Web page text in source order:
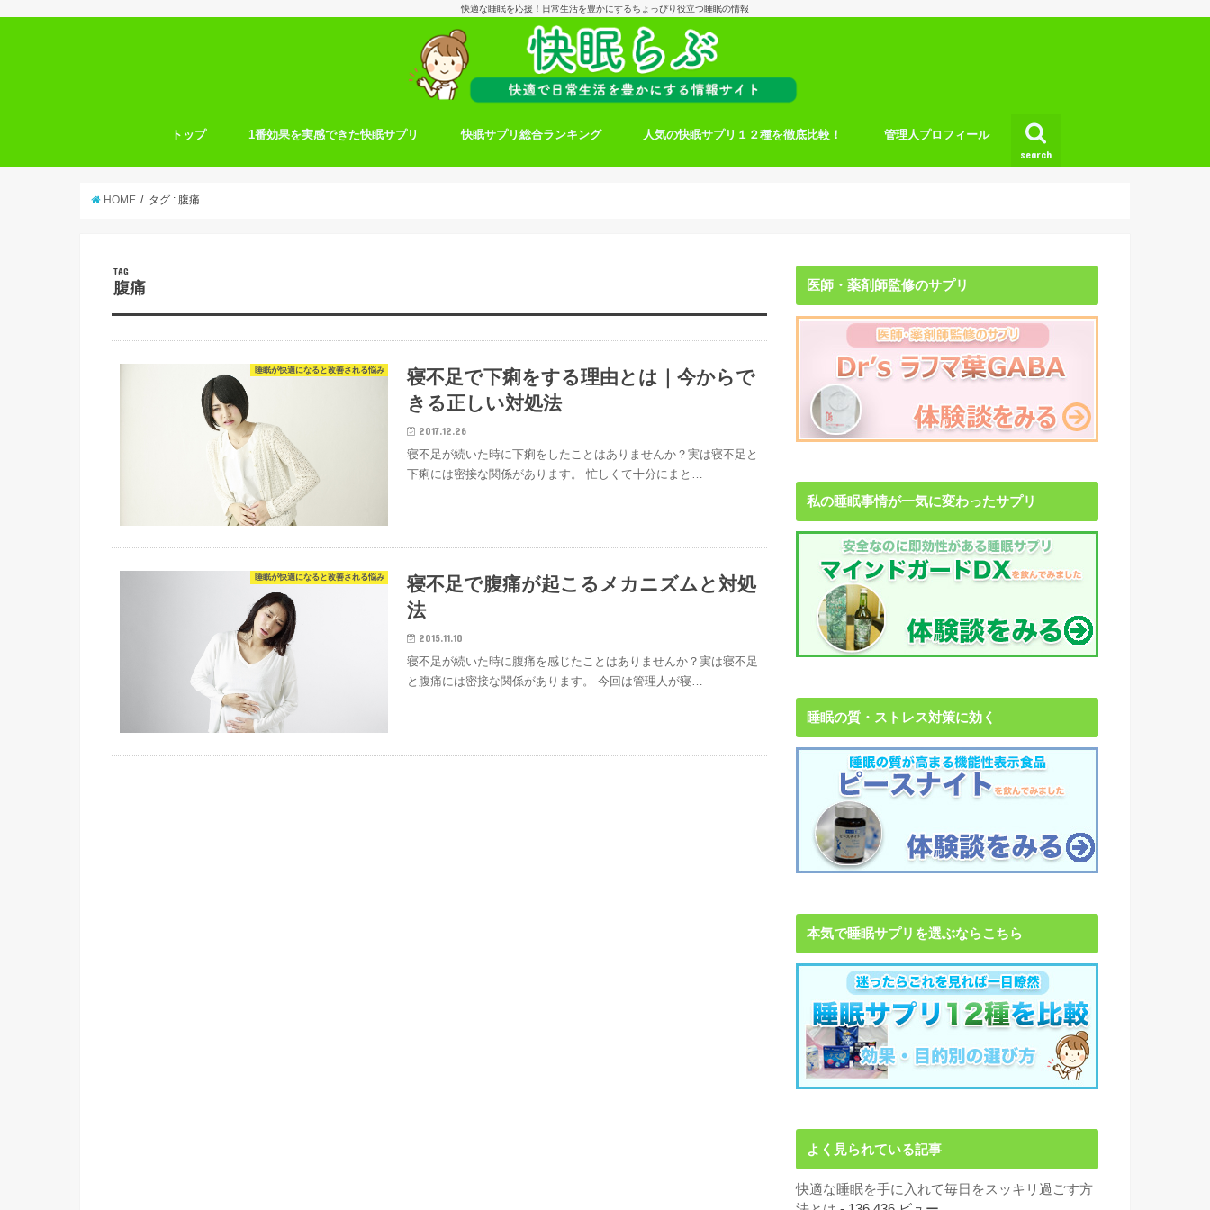
快適な睡眠を応援！日常生活を豊かにするちょっぴり役立つ睡眠の情報
search
トップ 1番効果を実感できた快眠サプリ 快眠サプリ総合ランキング 人気の快眠サプリ１２種を徹底比較！ 管理人プロフィール
HOME タグ : 腹痛
TAG
腹痛
睡眠が快適になると改善される悩み
寝不足で下痢をする理由とは｜今からで
きる正しい対処法
2017.12.26
寝不足が続いた時に下痢をしたことはありませんか？実は寝不足と
下痢には密接な関係があります。 忙しくて十分にまと…
睡眠が快適になると改善される悩み
寝不足で腹痛が起こるメカニズムと対処
法
2015.11.10
寝不足が続いた時に腹痛を感じたことはありませんか？実は寝不足
と腹痛には密接な関係があります。 今回は管理人が寝…
医師・薬剤師監修のサプリ
私の睡眠事情が一気に変わったサプリ
睡眠の質・ストレス対策に効く
本気で睡眠サプリを選ぶならこちら
よく見られている記事
快適な睡眠を手に入れて毎日をスッキリ過ごす方